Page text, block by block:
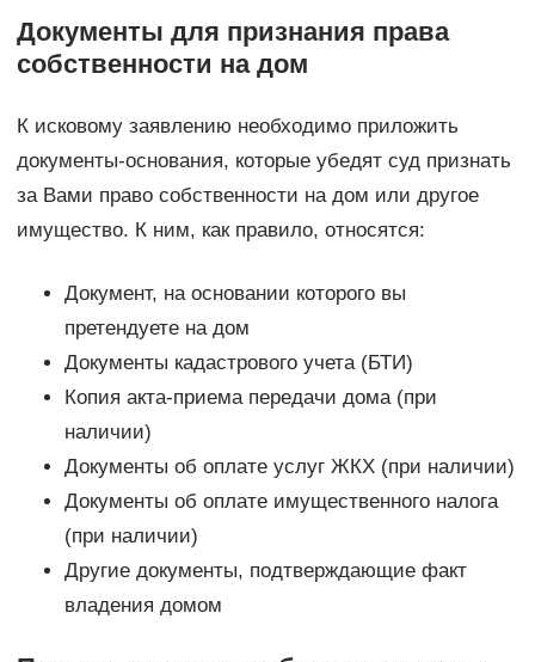
Документы для признания права
собственности на дом
К исковому заявлению необходимо приложить
документы-основания, которые убедят суд признать
за Вами право собственности на дом или другое
имущество. К ним, как правило, относятся:
Документ, на основании которого вы
претендуете на дом
Документы кадастрового учета (БТИ)
Копия акта-приема передачи дома (при
наличии)
Документы об оплате услуг ЖКХ (при наличии)
Документы об оплате имущественного налога
(при наличии)
Другие документы, подтверждающие факт
владения домом